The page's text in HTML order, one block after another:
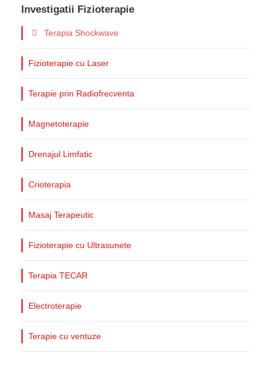
Investigatii Fizioterapie
Terapia Shockwave
Fizioterapie cu Laser
Terapie prin Radiofrecventa
Magnetoterapie
Drenajul Limfatic
Crioterapia
Masaj Terapeutic
Fizioterapie cu Ultrasunete
Terapia TECAR
Electroterapie
Terapie cu ventuze